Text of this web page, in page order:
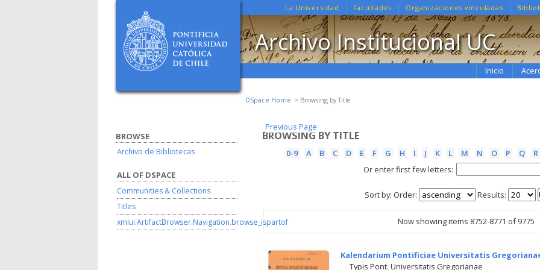
La Universidad Facultades Organizaciones vinculadas
Archivo Institucional UC
Inicio
DSpace Home Browsing by Title
BROWSING BY TITLE
0-9 A B C D E F G H I J K L M N O P Q R
Or enter first few letters:
Sort by: Order: Results:
Previous Page
Now showing items 8752-8771 of 9775
Kalendarium Pontificiae Universitatis
Typis Pont. Universitatis Gregorianae
Previous Page
BROWSE
Archivo de Bibliotecas
ALL OF DSPACE
Communities & Collections
Titles
xmlui.ArtifactBrowser.Navigation.browse_ispartof